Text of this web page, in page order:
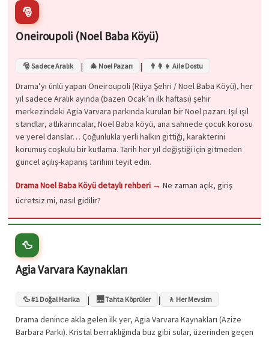
🎅
Oneiroupoli (Noel Baba Köyü)
🎅 Sadece Aralık | 🎄 Noel Pazarı | 👨‍👩‍👧 Aile Dostu
Drama’yı ünlü yapan Oneiroupoli (Rüya Şehri / Noel Baba Köyü), her
yıl sadece Aralık ayında (bazen Ocak’ın ilk haftası) şehir
merkezindeki Agia Varvara parkında kurulan bir Noel pazarı. Işıl ışıl
standlar, atlıkarıncalar, Noel Baba köyü, ana sahnede çocuk korosu
ve yerel danslar… Çoğunlukla yerli halkın gittiği, karakterini
korumuş coşkulu bir kutlama. Tarih her yıl değiştiği için gitmeden
güncel açılış-kapanış tarihini teyit edin.
Drama Noel Baba Köyü detaylı rehberi → Ne zaman açık, giriş
ücretsiz mi, nasıl gidilir?
🦆
Agia Varvara Kaynakları
🦆 #1 Doğal Harika | 🌉 Tahta Köprüler | 🚶 Her Mevsim
Drama denince akla gelen ilk yer, Agia Varvara Kaynakları (Azize
Barbara Parkı). Kristal berraklığında buz gibi sular, üzerinden geçen